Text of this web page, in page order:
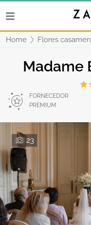
Home Flores
Madame
FORNECEDOR
PREMIUM
23